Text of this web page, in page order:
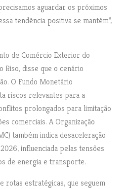
aguardar os próximos
tendência positiva se mantém”,
de Comércio Exterior do
Riso, disse que o cenário
O Fundo Monetário
riscos relevantes para a
prolongados para limitação
comerciais. A Organização
também indica desaceleração
influenciada pelas tensões
de energia e transporte.
rotas estratégicas, que seguem